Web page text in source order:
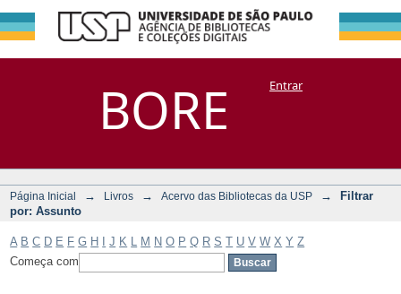
BORE
Filtrar por:
Assunto
DSpace/Manakin + CoriscoEntrar
Página Inicial → Livros → Acervo das Bibliotecas da USP →
Filtrar
por: Assunto
A B C D E F G H J K M N O P Q R S T U V W X Y Z
Começa com